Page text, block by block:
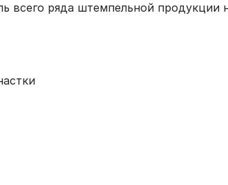
всего ряда штемпельной продукции